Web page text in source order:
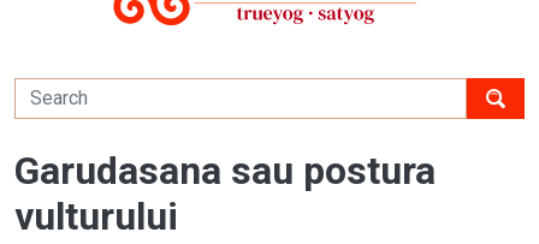
Garudasana sau postura
vulturului